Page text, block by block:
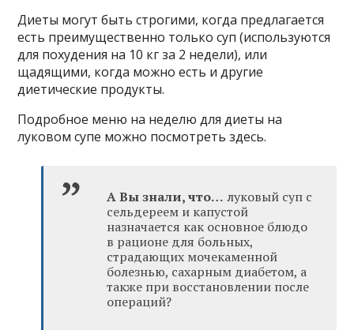
Диеты могут быть строгими, когда предлагается
есть преимущественно только суп (используются
для похудения на 10 кг за 2 недели), или
щадящими, когда можно есть и другие
диетические продукты.
Подробное меню на неделю для диеты на
луковом супе можно посмотреть здесь.
А Вы знали, что… луковый суп с
сельдереем и капустой
назначается как основное блюдо
в рационе для больных,
страдающих мочекаменной
болезнью, сахарным диабетом, а
также при восстановлении после
операций?